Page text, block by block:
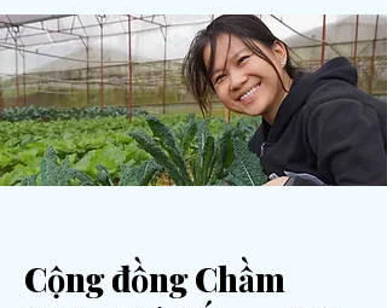
Cộng đồng Chầm